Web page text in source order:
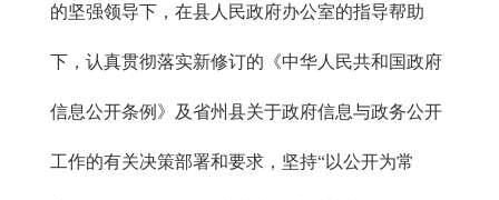
的坚强领导下，在县人民政府办公室的指导帮助
下，认真贯彻落实新修订的《中华人民共和国政府
信息公开条例》及省州县关于政府信息与政务公开
工作的有关决策部署和要求，坚持“以公开为常